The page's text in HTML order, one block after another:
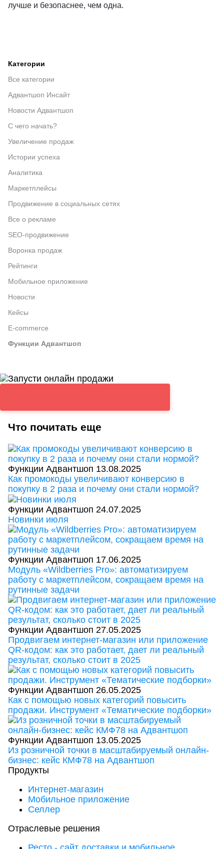
Категории
Все категории
Адвантшоп Инсайт
Новости Адвантшоп
С чего начать?
Увеличение продаж
Истории успеха
Аналитика
Маркетплейсы
Продвижение в социальных сетях
Все о рекламе
SEO-продвижение
Воронка продаж
Рейтинги
Мобильное приложение
Новости
Кейсы
E-commerce
Функции Адвантшоп
лучше и безопаснее, чем одна.
Что почитать еще
Функции Адвантшоп 13.08.2025
Как промокоды увеличивают конверсию в
покупку в 2 раза и почему они стали нормой?
Функции Адвантшоп 24.07.2025
Новинки июля
Функции Адвантшоп 17.06.2025
Модуль «Wildberries Pro»: автоматизируем
работу с маркетплейсом, сокращаем время на
рутинные задачи
Функции Адвантшоп 27.05.2025
Продвигаем интернет-магазин или приложение
QR-кодом: как это работает, дает ли реальный
результат, сколько стоит в 2025
Функции Адвантшоп 26.05.2025
Как с помощью новых категорий повысить
продажи. Инструмент «Тематические подборки»
Функции Адвантшоп 13.05.2025
Из розничной точки в масштабируемый онлайн-
бизнес: кейс КМФ78 на Адвантшоп
Продукты
Интернет-магазин
Мобильное приложение
Селлер
Отраслевые решения